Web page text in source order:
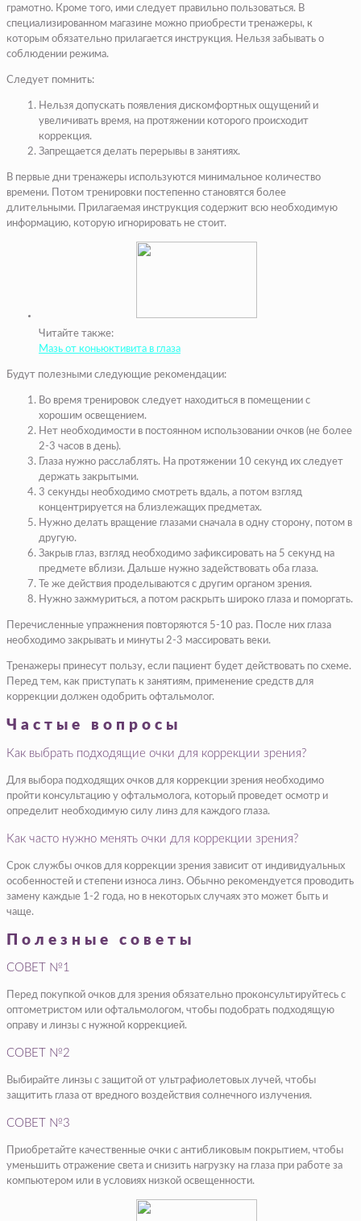
грамотно. Кроме того, ими следует правильно пользоваться. В
специализированном магазине можно приобрести тренажеры, к
которым обязательно прилагается инструкция. Нельзя забывать о
соблюдении режима.
Следует помнить:
Нельзя допускать появления дискомфортных ощущений и
увеличивать время, на протяжении которого происходит
коррекция.
Запрещается делать перерывы в занятиях.
В первые дни тренажеры используются минимальное количество
времени. Потом тренировки постепенно становятся более
длительными. Прилагаемая инструкция содержит всю необходимую
информацию, которую игнорировать не стоит.
Читайте также:
Мазь от коньюктивита в глаза
Будут полезными следующие рекомендации:
Во время тренировок следует находиться в помещении с
хорошим освещением.
Нет необходимости в постоянном использовании очков (не более
2-3 часов в день).
Глаза нужно расслаблять. На протяжении 10 секунд их следует
держать закрытыми.
3 секунды необходимо смотреть вдаль, а потом взгляд
концентрируется на близлежащих предметах.
Нужно делать вращение глазами сначала в одну сторону, потом в
другую.
Закрыв глаз, взгляд необходимо зафиксировать на 5 секунд на
предмете вблизи. Дальше нужно задействовать оба глаза.
Те же действия проделываются с другим органом зрения.
Нужно зажмуриться, а потом раскрыть широко глаза и поморгать.
Перечисленные упражнения повторяются 5-10 раз. После них глаза
необходимо закрывать и минуты 2-3 массировать веки.
Тренажеры принесут пользу, если пациент будет действовать по схеме.
Перед тем, как приступать к занятиям, применение средств для
коррекции должен одобрить офтальмолог.
Частые вопросы
Как выбрать подходящие очки для коррекции зрения?
Для выбора подходящих очков для коррекции зрения необходимо
пройти консультацию у офтальмолога, который проведет осмотр и
определит необходимую силу линз для каждого глаза.
Как часто нужно менять очки для коррекции зрения?
Срок службы очков для коррекции зрения зависит от индивидуальных
особенностей и степени износа линз. Обычно рекомендуется проводить
замену каждые 1-2 года, но в некоторых случаях это может быть и
чаще.
Полезные советы
СОВЕТ №1
Перед покупкой очков для зрения обязательно проконсультируйтесь с
оптометристом или офтальмологом, чтобы подобрать подходящую
оправу и линзы с нужной коррекцией.
СОВЕТ №2
Выбирайте линзы с защитой от ультрафиолетовых лучей, чтобы
защитить глаза от вредного воздействия солнечного излучения.
СОВЕТ №3
Приобретайте качественные очки с антибликовым покрытием, чтобы
уменьшить отражение света и снизить нагрузку на глаза при работе за
компьютером или в условиях низкой освещенности.